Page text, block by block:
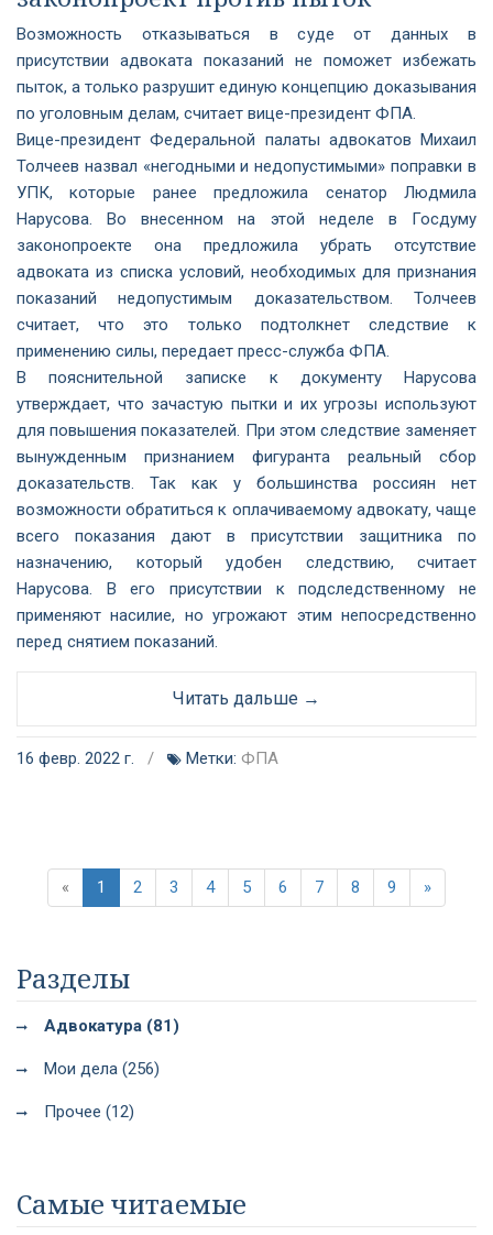
Возможность отказываться в суде от данных в
присутствии адвоката показаний не поможет избежать
пыток, а только разрушит единую концепцию доказывания
по уголовным делам, считает вице-президент ФПА.
Вице-президент Федеральной палаты адвокатов Михаил
Толчеев назвал «негодными и недопустимыми» поправки в
УПК, которые ранее предложила сенатор Людмила
Нарусова. Во внесенном на этой неделе в Госдуму
законопроекте она предложила убрать отсутствие
адвоката из списка условий, необходимых для признания
показаний недопустимым доказательством. Толчеев
считает, что это только подтолкнет следствие к
применению силы, передает пресс-служба ФПА.
В пояснительной записке к документу Нарусова
утверждает, что зачастую пытки и их угрозы используют
для повышения показателей. При этом следствие заменяет
вынужденным признанием фигуранта реальный сбор
доказательств. Так как у большинства россиян нет
возможности обратиться к оплачиваемому адвокату, чаще
всего показания дают в присутствии защитника по
назначению, который удобен следствию, считает
Нарусова. В его присутствии к подследственному не
применяют насилие, но угрожают этим непосредственно
перед снятием показаний.
Читать дальше →
16 февр. 2022 г. / Метки: ФПА
« 1 2 3 4 5 6 7 8 9 »
Разделы
Адвокатура (81)
Мои дела (256)
Прочее (12)
Самые читаемые